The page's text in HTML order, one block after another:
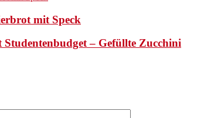
mit Speck
Studentenbudget – Gefüllte Zucchini